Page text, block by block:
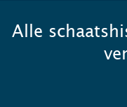
Alle